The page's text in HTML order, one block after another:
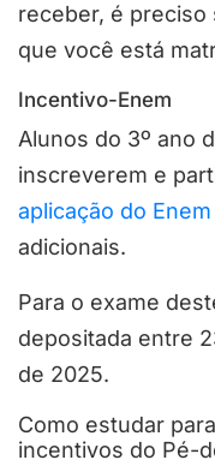
receber, é preciso
que você está
Incentivo-Enem
Alunos do 3º ano
inscreverem e
aplicação do Enem
adicionais.
Para o exame
depositada entre
de 2025.
Como estudar
incentivos do Pé-